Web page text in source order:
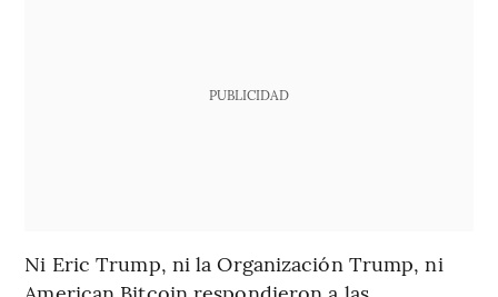
PUBLICIDAD
Ni Eric Trump, ni la Organización Trump, ni